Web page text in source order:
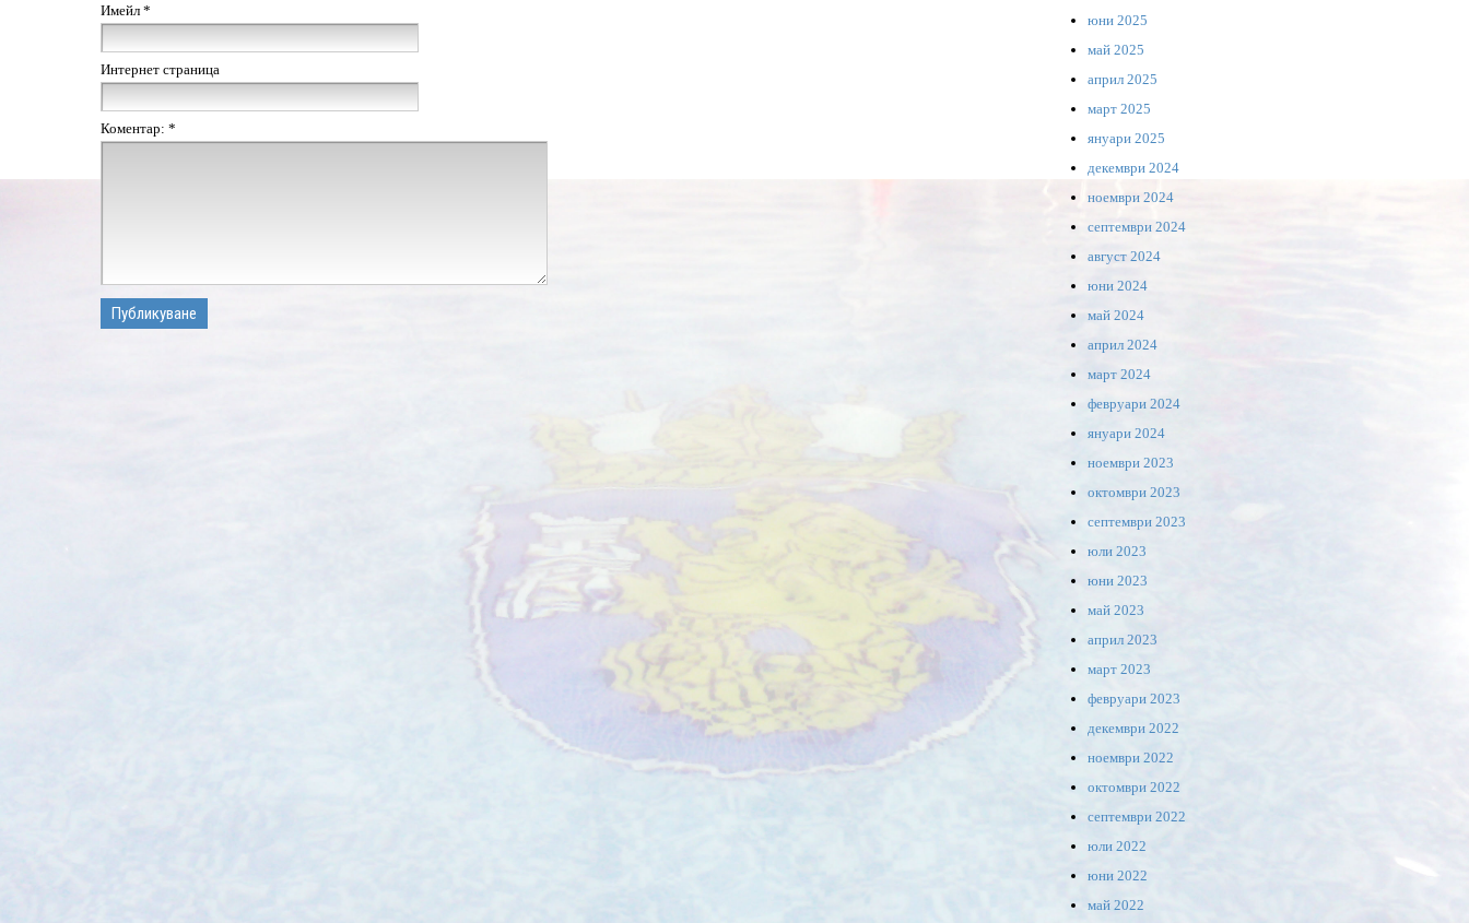
Имейл *
Интернет страница
Коментар: *
юни 2025
май 2025
април 2025
март 2025
януари 2025
декември 2024
ноември 2024
септември 2024
август 2024
юни 2024
май 2024
април 2024
март 2024
февруари 2024
януари 2024
ноември 2023
октомври 2023
септември 2023
юли 2023
юни 2023
май 2023
април 2023
март 2023
февруари 2023
декември 2022
ноември 2022
октомври 2022
септември 2022
юли 2022
юни 2022
май 2022